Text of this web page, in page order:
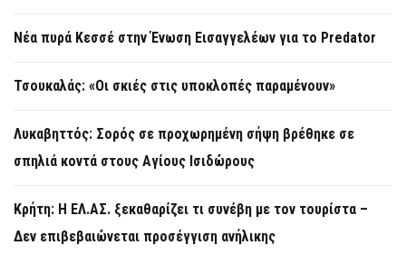
Νέα πυρά Κεσσέ στην Ένωση Εισαγγελέων για το Predator
Τσουκαλάς: «Οι σκιές στις υποκλοπές παραμένουν»
Λυκαβηττός: Σορός σε προχωρημένη σήψη βρέθηκε σε
σπηλιά κοντά στους Αγίους Ισιδώρους
Κρήτη: Η ΕΛ.ΑΣ. ξεκαθαρίζει τι συνέβη με τον τουρίστα –
Δεν επιβεβαιώνεται προσέγγιση ανήλικης